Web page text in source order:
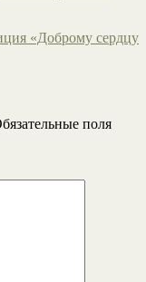
«Доброму сердцу
поля